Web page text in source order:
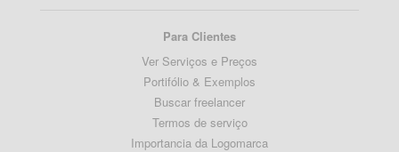
Para Clientes
Ver Serviços e Preços
Portifólio & Exemplos
Buscar freelancer
Termos de serviço
Importancia da Logomarca